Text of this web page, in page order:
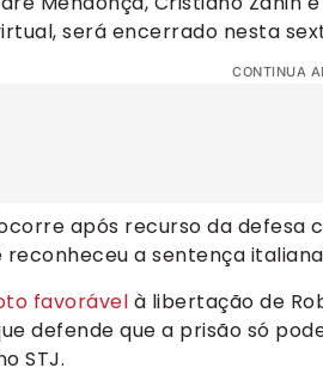
será encerrado nesta
CONTINUA
após recurso da defesa
reconheceu a sentença
favorável à libertação de
defende que a prisão só
STJ.